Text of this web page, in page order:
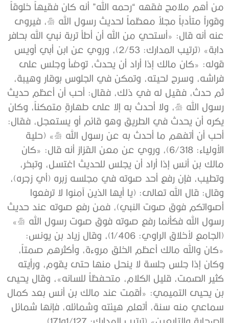
من أهم ملامح فقهه “رحمه الله” أنه كان فقيهاً خلوقاً
وقوراً متأدباً مجلاً معظماً لحديث رسول الله صلى الله عليه وسلم، فيروى
عنه أنه قال: «أستحي من الله أن ‌أطأ ‌تربة نبي الله بحافر
دابة» (ترتيب المدارك: 2/53)، وروي عن ابن أبي أويس
قوله: «كان مالك إذا أراد أن يحدث، توضأ وجلس على
فراشه، وسرح لحيته، وتمكن في الجلوس بوقار وهيبة،
ثم حدث، فقيل له في ذلك، فقال: ‌أحب ‌أن ‌أعظم ‌حديث
‌رسول الله صلى الله عليه وسلم، ولا أحدث به إلا على طهارةٍ متمكناً، وكان
يكره أن يحدث في الطريق وهو قائم أو يستعجل، فقال:
أحب أن أتفهم ما أحدث به عن رسول الله صلى الله عليه وسلم» (حلية
الأولياء: 6/318)، وروي عن معن القزاز أنه قال: «كان
مالك بن أنس إذا أراد أن يجلس للحديث اغتسل، وتبخر،
وتطيب، فإن رفع أحد صوته في مجلسه زبره (أي زجره)،
وقال: قال الله تعالى: (يا أيها الذين آمنوا لا ترفعوا
أصواتكم فوق صوت النبي)، فمن رفع صوته عند حديث
رسول الله فكأنما ‌رفع ‌صوته ‌فوق ‌صوت رسول الله صلى الله عليه وسلم»
(الجامع لأخلاق الراوي: 1/406)، وقال زياد بن يونس:
«كان والله مالك ‌أعظم ‌الخلق ‌مروءة، وأكثرهم صمتاً،
وكان إذا جلس جلسة لا ينحل منها حتى يقوم، ورأيته
كثير الصمت، قليل الكلام، متحفظاً للسانه»، وقال يحيى
بن يحيى التميمي: «أقمت عند مالك بن أنس بعد كمال
سماعي منه سنة، أتعلم هيئته وشمائله، فإنها ‌شمائل
‌الصحابة ‌والتابعين» (ترتيب المدارك: 1/127و171).